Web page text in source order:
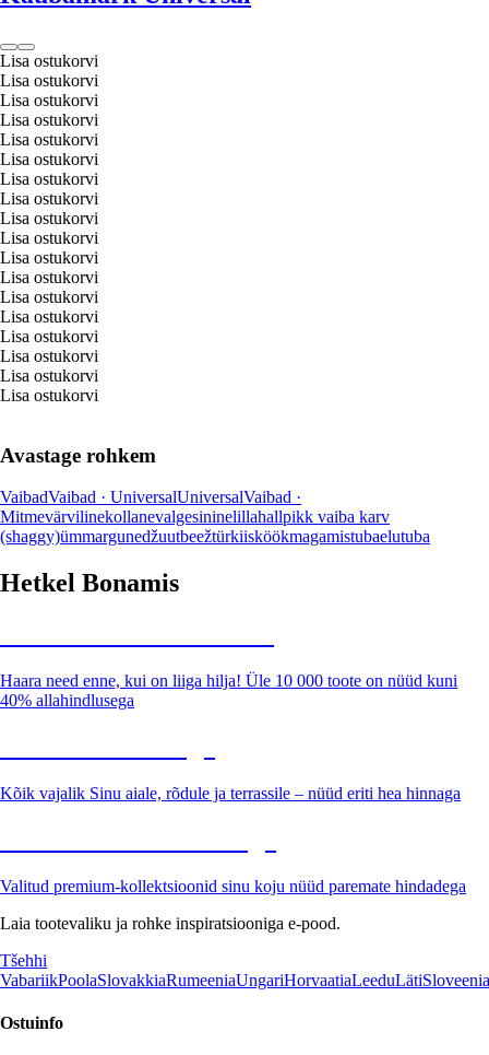
Lisa ostukorvi
Lisa ostukorvi
Lisa ostukorvi
Lisa ostukorvi
Lisa ostukorvi
Lisa ostukorvi
Lisa ostukorvi
Lisa ostukorvi
Lisa ostukorvi
Lisa ostukorvi
Lisa ostukorvi
Lisa ostukorvi
Lisa ostukorvi
Lisa ostukorvi
Lisa ostukorvi
Lisa ostukorvi
Lisa ostukorvi
Lisa ostukorvi
Avastage rohkem
VaibadVaibad · UniversalUniversalVaibad ·
Mitmevärvilinekollanevalgesininelillahallpikk vaiba karv
(shaggy)ümmargunedžuutbeežtürkiisköökmagamistubaelutuba
Hetkel Bonamis
Haara need enne, kui on liiga hilja! Üle 10 000 toote on nüüd kuni
40% allahindlusega
Kõik vajalik Sinu aiale, rõdule ja terrassile – nüüd eriti hea hinnaga
Valitud premium-kollektsioonid sinu koju nüüd paremate hindadega
Laia tootevaliku ja rohke inspiratsiooniga e-pood.
Tšehhi
VabariikPoolaSlovakkiaRumeeniaUngariHorvaatiaLeeduLätiSloveenia
Ostuinfo